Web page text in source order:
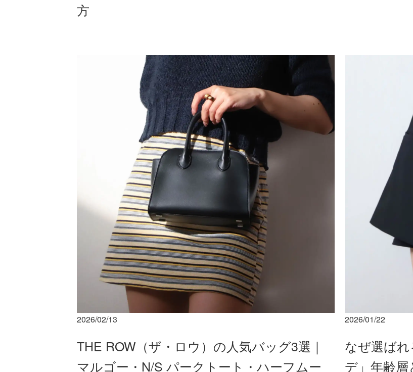
方
2026/02/13
THE ROW（ザ・ロウ）の人気バッグ3選｜
マルゴー・N/S パークトート・ハーフムー
2026/01/22
なぜ選ば
デ」年齢